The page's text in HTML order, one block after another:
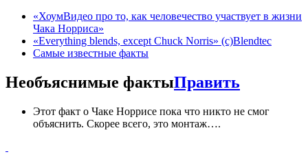
«ХоумВидео про то, как человечество участвует в жизни
Чака Норриса»
«Everything blends, exсept Chuck Norris» (c)Blendtec
Самые известные факты
Необъяснимые фактыПравить
Этот факт о Чаке Норрисе пока что никто не смог
объяснить. Скорее всего, это монтаж….